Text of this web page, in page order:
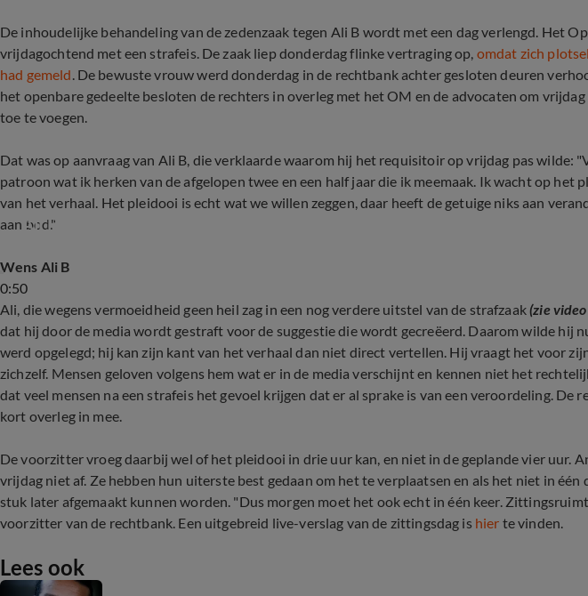
De inhoudelijke behandeling van de zedenzaak tegen Ali B wordt met een dag verlengd. Het
vrijdagochtend met een strafeis. De zaak liep donderdag flinke vertraging op, omdat zich
had gemeld. De bewuste vrouw werd donderdag in de rechtbank achter gesloten deuren
het openbare gedeelte besloten de rechters in overleg met het OM en de advocaten om
toe te voegen.
Dat was op aanvraag van Ali B, die verklaarde waarom hij het requisitoir op vrijdag pas wilde:
patroon wat ik herken van de afgelopen twee en een half jaar die ik meemaak. Ik wacht op het
van het verhaal. Het pleidooi is echt wat we willen zeggen, daar heeft de getuige niks aan
aan bod."
0:50
Ali B emotioneel na dreigend uitstel strafzaak: 'Ik ben moe'
Wens Ali B
Ali, die wegens vermoeidheid geen heil zag in een nog verdere uitstel van de strafzaak(zie
dat hij door de media wordt gestraft voor de suggestie die wordt gecreëerd. Daarom wilde hij
werd opgelegd; hij kan zijn kant van het verhaal dan niet direct vertellen. Hij vraagt het voor
zichzelf. Mensen geloven volgens hem wat er in de media verschijnt en kennen niet het
dat veel mensen na een strafeis het gevoel krijgen dat er al sprake is van een veroordeling. De
kort overleg in mee.
De voorzitter vroeg daarbij wel of het pleidooi in drie uur kan, en niet in de geplande vier uur.
vrijdag niet af. Ze hebben hun uiterste best gedaan om het te verplaatsen en als het niet in één
stuk later afgemaakt kunnen worden. "Dus morgen moet het ook echt in één keer.
voorzitter van de rechtbank. Een uitgebreid live-verslag van de zittingsdag is hier te vinden.
Lees ook